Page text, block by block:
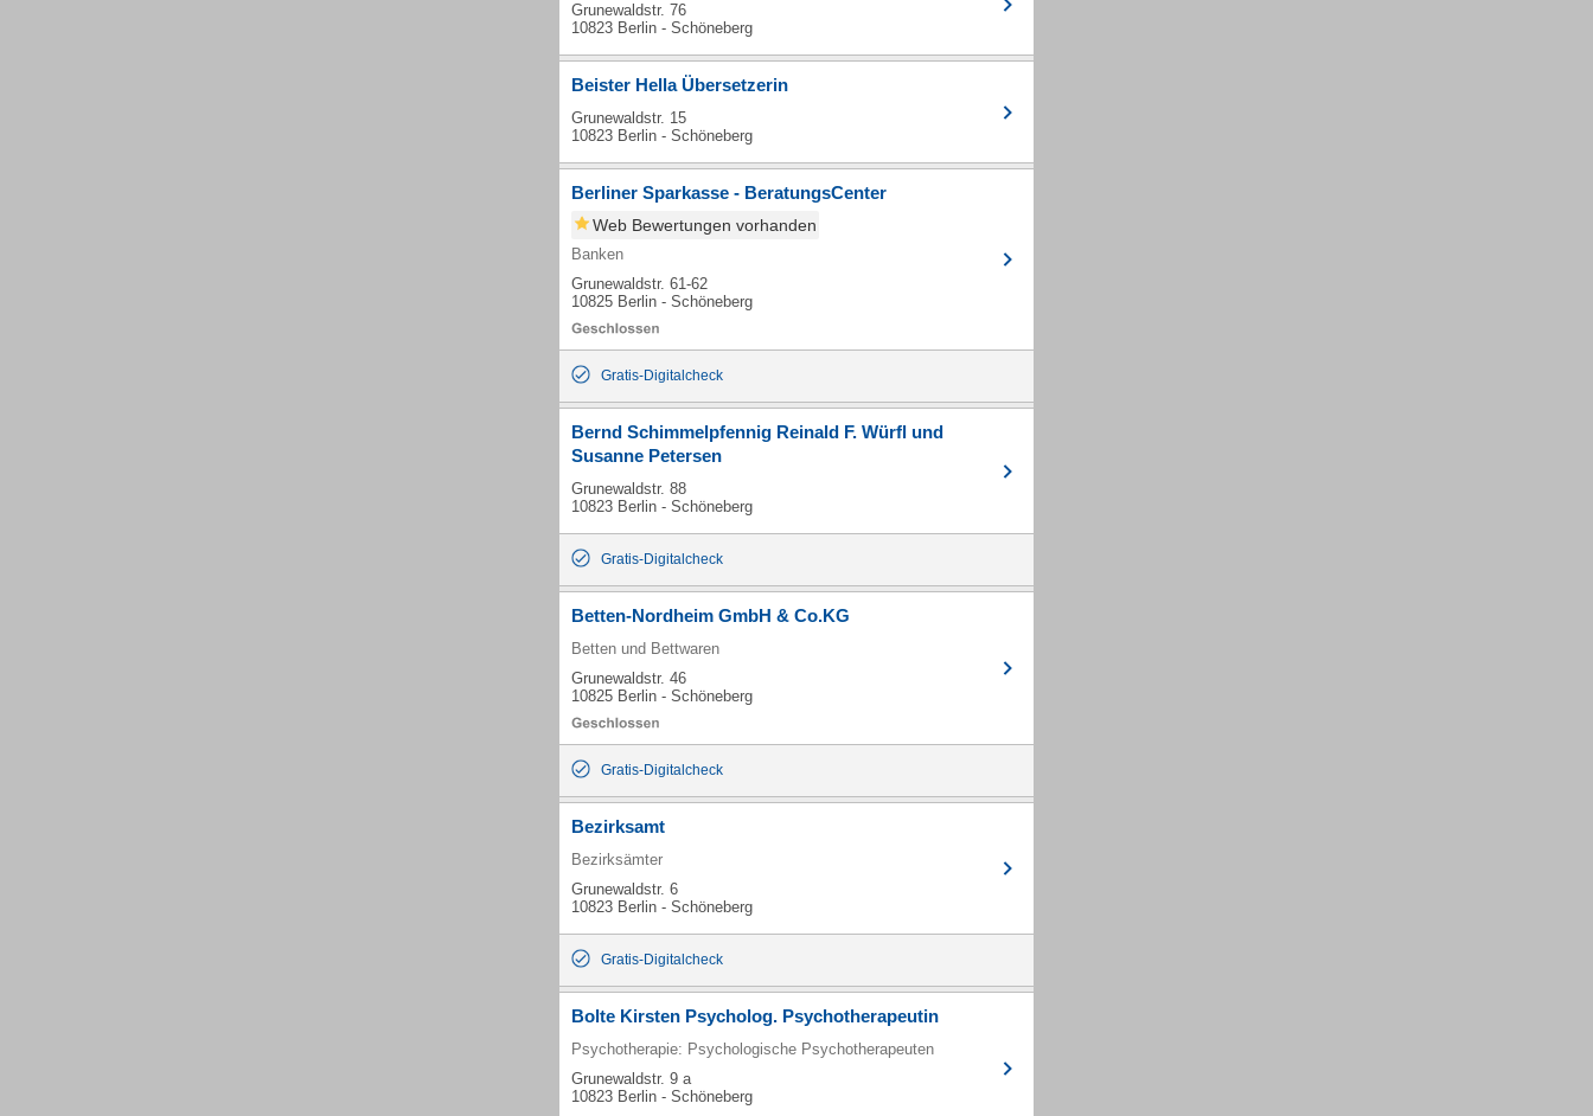
Grunewaldstr. 76
10823 Berlin - Schöneberg
Beister Hella Übersetzerin
Grunewaldstr. 15
10823 Berlin - Schöneberg
Berliner Sparkasse - BeratungsCenter
Web Bewertungen vorhanden
Banken
Grunewaldstr. 61-62
10825 Berlin - Schöneberg
Gratis-Digitalcheck
Bernd Schimmelpfennig Reinald F. Würfl und
Susanne Petersen
Grunewaldstr. 88
10823 Berlin - Schöneberg
Gratis-Digitalcheck
Betten-Nordheim GmbH & Co.KG
Betten und Bettwaren
Grunewaldstr. 46
10825 Berlin - Schöneberg
Gratis-Digitalcheck
Bezirksamt
Bezirksämter
Grunewaldstr. 6
10823 Berlin - Schöneberg
Gratis-Digitalcheck
Bolte Kirsten Psycholog. Psychotherapeutin
Psychotherapie: Psychologische Psychotherapeuten
Grunewaldstr. 9 a
10823 Berlin - Schöneberg